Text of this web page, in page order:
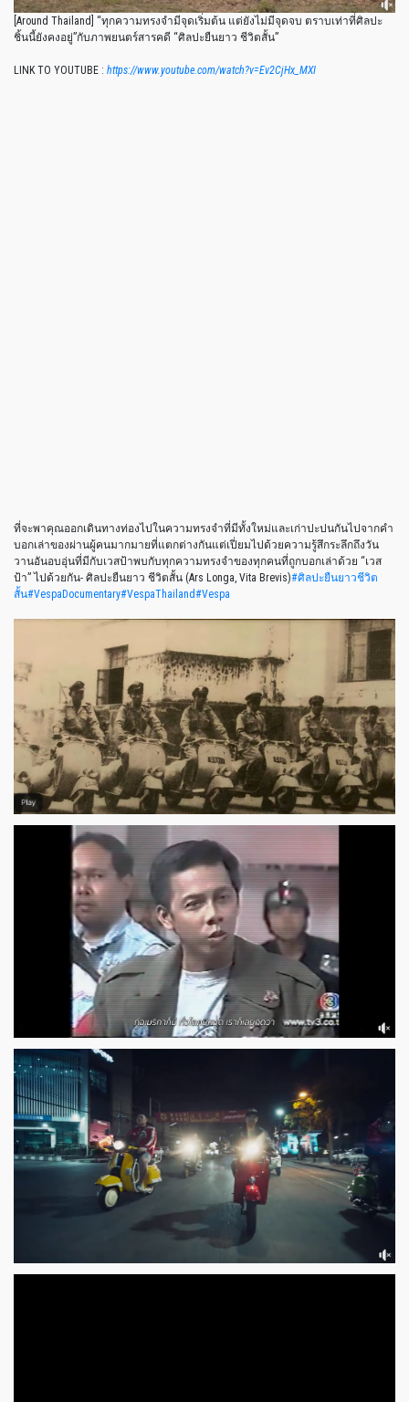
[Around Thailand] “ทุกความทรงจำมีจุดเริ่มต้น แต่ยังไม่มีจุดจบ ตราบเท่าที่ศิลปะ
ชิ้นนี้ยังคงอยู่”กับภาพยนตร์สารคดี “ศิลปะยืนยาว ชีวิตสั้น”
LINK TO YOUTUBE : https://www.youtube.com/watch?v=Ev2CjHx_MXI
ที่จะพาคุณออกเดินทางท่องไปในความทรงจำที่มีทั้งใหม่และเก่าปะปนกันไปจากคำ
บอกเล่าของผ่านผู้คนมากมายที่แตกต่างกันแต่เปี่ยมไปด้วยความรู้สึกระลึกถึงวัน
วานอันอบอุ่นที่มีกับเวสป้าพบกับทุกความทรงจำของทุกคนที่ถูกบอกเล่าด้วย “เวส
ป้า” ไปด้วยกัน- ศิลปะยืนยาว ชีวิตสั้น (Ars Longa, Vita Brevis)#ศิลปะยืนยาวชีวิต
สั้น#VespaDocumentary#VespaThailand#Vespa